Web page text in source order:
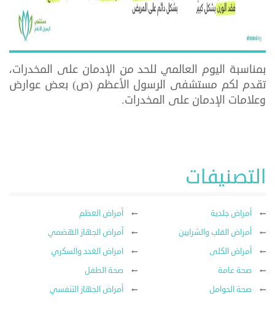
بمناسبة اليوم العالمي للحد من الإدمان على المخدرات،
تقدم لكم مستشفى الرسول الأعظم (ص) بعض عوارض
وعلامات الإدمان على المخدرات.
التصنيفات
أمراض جلدية
أمراض العظم
أمراض القلب والشرايين
أمراض الجهاز الهضمي
أمراض الكلى
امراض الغدد والسكري
صحة عامة
صحة الطفل
صحة الحوامل
أمراض الجهاز التنفسي